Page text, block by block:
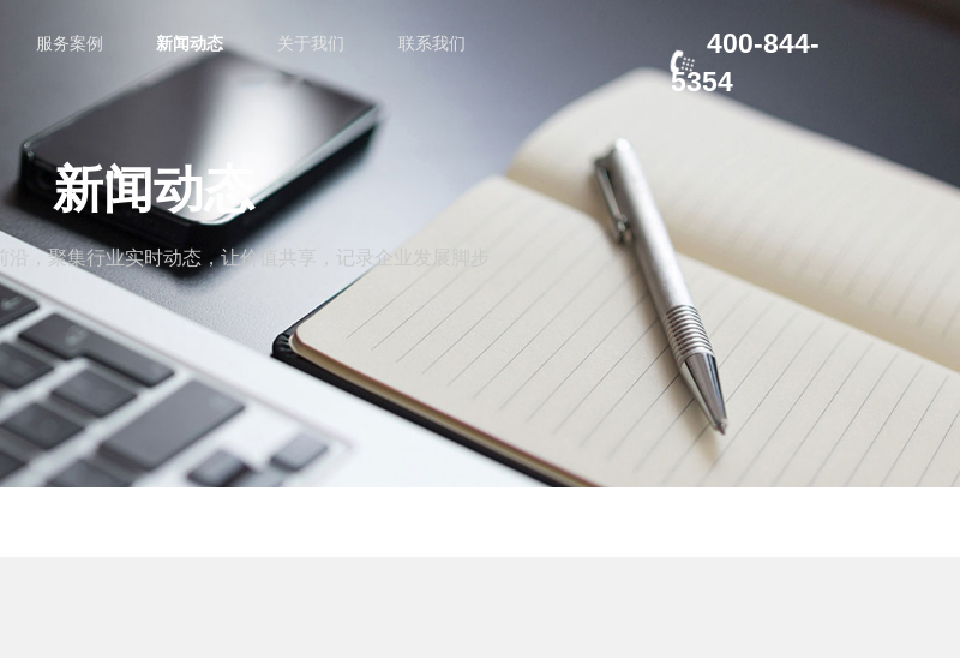
400-844-
5354
服务案例 新闻动态 关于我们 联系我们
新闻动态
，聚集行业实时动态，让价值共享，记录企业发展脚步